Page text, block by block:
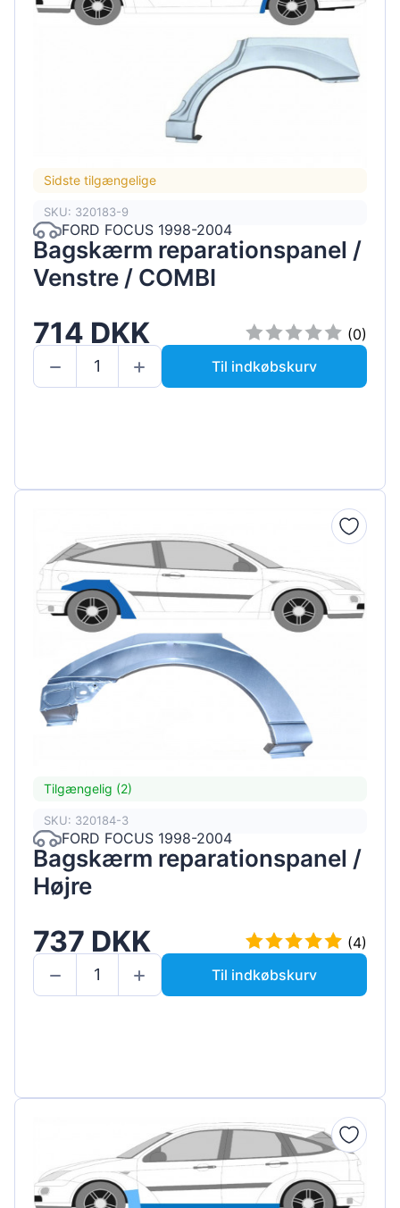
Sidste tilgængelige
SKU: 320183-9
FORD FOCUS 1998-2004
Bagskærm reparationspanel /
Venstre / COMBI
714 DKK
(0)
Til indkøbskurv
Tilgængelig (2)
SKU: 320184-3
FORD FOCUS 1998-2004
Bagskærm reparationspanel /
Højre
737 DKK
(4)
Til indkøbskurv